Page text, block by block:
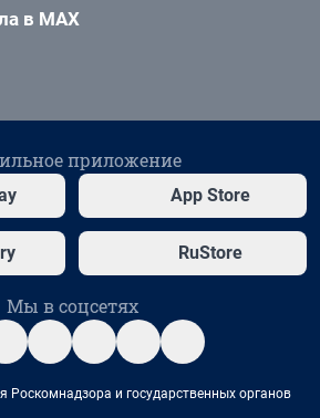
в MAX
приложение
App Store
RuStore
Мы в соцсетях
Роскомнадзора и государственных органов